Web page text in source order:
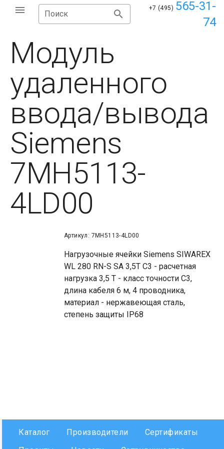
Поиск
+7 (495) 565-31-
74
Модуль
удаленного
ввода/вывода
Siemens
7MH5113-
4LD00
Артикул: 7MH5113-4LD00
Нагрузочные ячейки Siemens SIWAREX
WL 280 RN-S SA 3,5T C3 - расчетная
нагрузка 3,5 T - класс точности С3,
длина кабеля 6 м, 4 проводника,
материал - нержавеющая сталь,
степень защиты IP68
Каталог Производители
Сертификаты